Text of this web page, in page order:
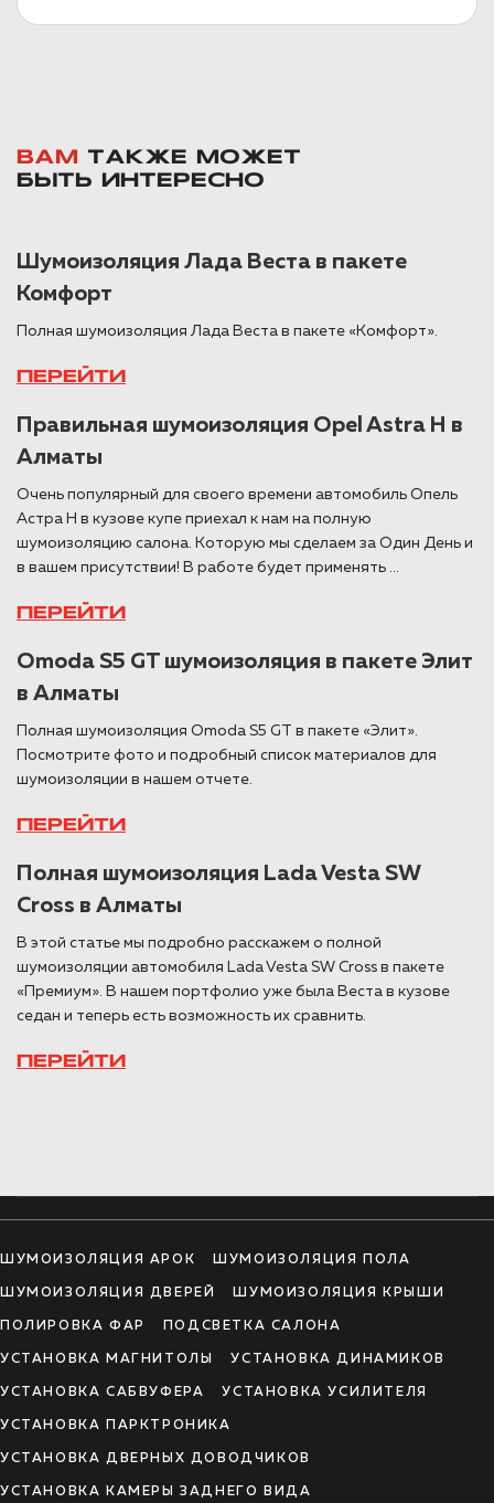
ВАМ
ТАКЖЕ МОЖЕТ
БЫТЬ ИНТЕРЕСНО
Шумоизоляция Лада Веста в пакете
Комфорт
Полная шумоизоляция Лада Веста в пакете «Комфорт».
ПЕРЕЙТИ
Правильная шумоизоляция Opel Astra H в
Алматы
Очень популярный для своего времени автомобиль Опель
Астра H в кузове купе приехал к нам на полную
шумоизоляцию салона. Которую мы сделаем за Один День и
в вашем присутствии! В работе будет применять ...
ПЕРЕЙТИ
Omoda S5 GT шумоизоляция в пакете Элит
в Алматы
Полная шумоизоляция Omoda S5 GT в пакете «Элит».
Посмотрите фото и подробный список материалов для
шумоизоляции в нашем отчете.
ПЕРЕЙТИ
Полная шумоизоляция Lada Vesta SW
Cross в Алматы
В этой статье мы подробно расскажем о полной
шумоизоляции автомобиля Lada Vesta SW Cross в пакете
«Премиум». В нашем портфолио уже была Веста в кузове
седан и теперь есть возможность их сравнить.
ПЕРЕЙТИ
ШУМОИЗОЛЯЦИЯ АРОК ШУМОИЗОЛЯЦИЯ ПОЛА
ШУМОИЗОЛЯЦИЯ ДВЕРЕЙ ШУМОИЗОЛЯЦИЯ КРЫШИ
ПОЛИРОВКА ФАР ПОДСВЕТКА САЛОНА
УСТАНОВКА МАГНИТОЛЫ УСТАНОВКА ДИНАМИКОВ
УСТАНОВКА САБВУФЕРА УСТАНОВКА УСИЛИТЕЛЯ
УСТАНОВКА ПАРКТРОНИКА
УСТАНОВКА ДВЕРНЫХ ДОВОДЧИКОВ
УСТАНОВКА КАМЕРЫ ЗАДНЕГО ВИДА